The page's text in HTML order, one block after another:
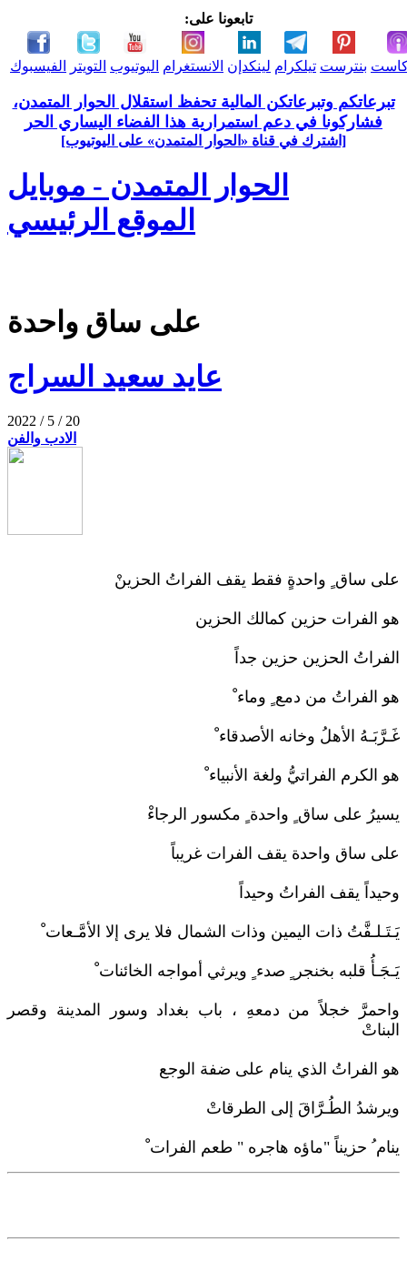
تابعونا على:
الفيسبوك التويتر اليوتيوب الانستغرام لينكدإن تيلكرام بنترست
تبرعاتكم وتبرعاتكن المالية تحفظ استقلال الحوار المتمدن،
فشاركونا في دعم استمرارية هذا الفضاء اليساري الحر
[اشترك في قناة ‫«الحوار المتمدن» على اليوتيوب]
الحوار المتمدن - موبايل
الموقع الرئيسي
على ساق واحدة
عايد سعيد السراج
2022 / 5 / 20
الادب والفن
على ساق ٍ واحدةٍ فقط يقف الفراتُ الحزينْ
هو الفرات حزين كمالك الحزين
الفراتُ الحزين حزين جداً
هو الفراتُ من دمع ٍ وماء ْ
غَـرَّبَـهُ الأهلُ وخانه الأصدقاء ْ
هو الكرم الفراتيُّ ولغة الأنبياء ْ
يسيرُ على ساق ٍ واحدة ٍ مكسور الرجاءْ
على ساق واحدة يقف الفرات غريباً
وحيداً يقف الفراتُ وحيداً
يَـتَـلـفَّتُ ذات اليمين وذات الشمال فلا يرى إلا الأمَّـعات ْ
يَـجَـأُ قلبه بخنجر ٍ صدء ٍ ويرثي أمواجه الخائنات ْ
واحمرَّ خجلاً من دمعهِ ، باب بغداد وسور المدينة وقصر
البناتْ
هو الفراتُ الذي ينام على ضفة الوجع
ويرشدُ الطُـرَّاقَ إلى الطرقاتْ
ينام ُ حزيناً "ماؤه هاجره " طعم الفرات ْ